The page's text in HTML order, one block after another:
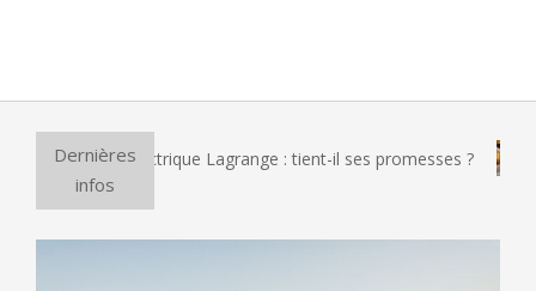
Dernières
infos
à pizza électrique Lagrange : tient-il ses promesses ?